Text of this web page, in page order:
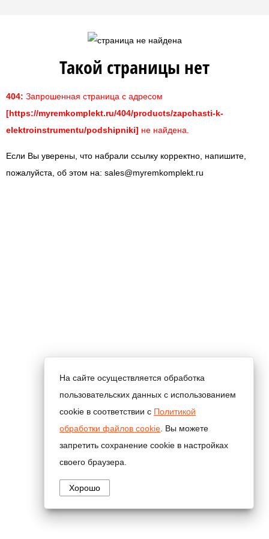
Такой страницы нет
404: Запрошенная страница с адресом
[https://myremkomplekt.ru/404/products/zapchasti-k-
elektroinstrumentu/podshipniki] не найдена.
Если Вы уверены, что набрали ссылку корректно, напишите,
пожалуйста, об этом на: sales@myremkomplekt.ru
На сайте осуществляется обработка
пользовательских данных с использованием
cookie в соответствии с Политикой
обработки файлов cookie . Вы можете
запретить сохранение cookie в настройках
своего браузера.
Хорошо